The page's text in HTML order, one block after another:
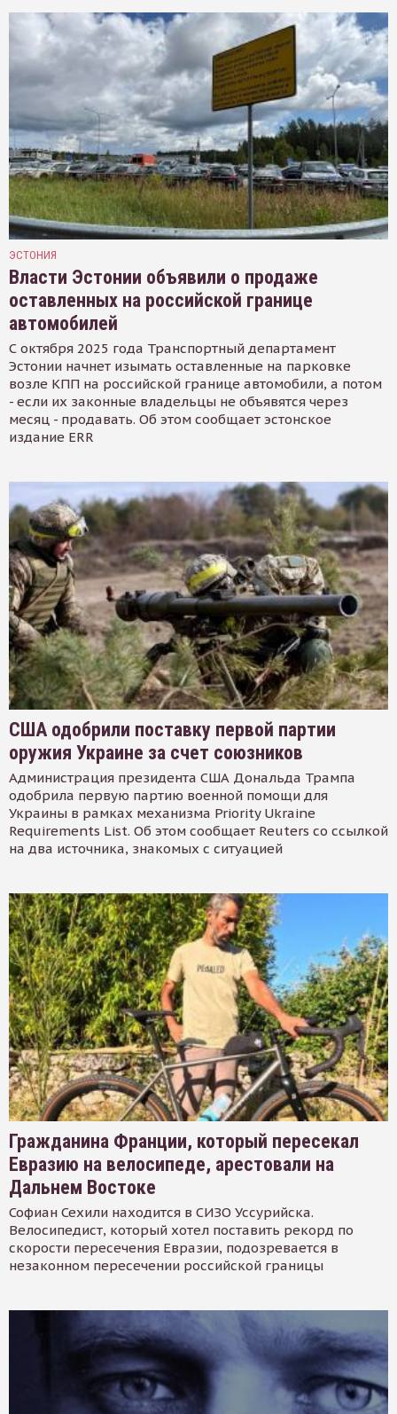
ЭСТОНИЯ
Власти Эстонии объявили о продаже
оставленных на российской границе
автомобилей
С октября 2025 года Транспортный департамент
Эстонии начнет изымать оставленные на парковке
возле КПП на российской границе автомобили, а потом
- если их законные владельцы не объявятся через
месяц - продавать. Об этом сообщает эстонское
издание ERR
США одобрили поставку первой партии
оружия Украине за счет союзников
Администрация президента США Дональда Трампа
одобрила первую партию военной помощи для
Украины в рамках механизма Priority Ukraine
Requirements List. Об этом сообщает Reuters со ссылкой
на два источника, знакомых с ситуацией
Гражданина Франции, который пересекал
Евразию на велосипеде, арестовали на
Дальнем Востоке
Софиан Сехили находится в СИЗО Уссурийска.
Велосипедист, который хотел поставить рекорд по
скорости пересечения Евразии, подозревается в
незаконном пересечении российской границы